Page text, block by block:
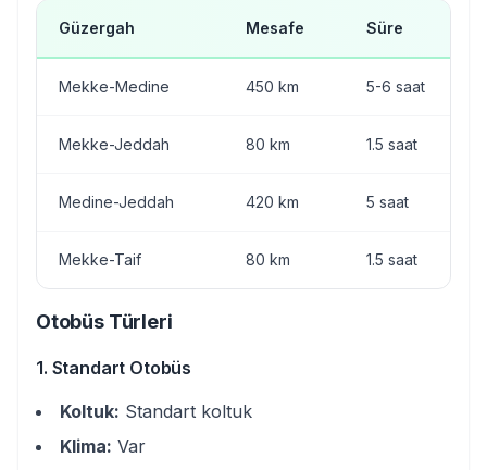
Güzergah Mesafe Süre
Mekke-Medine 450 km 5-6 saat
Mekke-Jeddah 80 km 1.5 saat
Medine-Jeddah 420 km 5 saat
Mekke-Taif 80 km 1.5 saat
Otobüs Türleri
1. Standart Otobüs
Koltuk: Standart koltuk
Klima: Var